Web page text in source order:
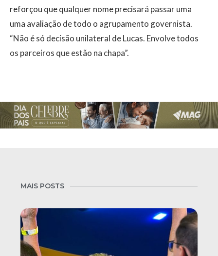
reforçou que qualquer nome precisará passar uma
uma avaliação de todo o agrupamento governista.
“Não é só decisão unilateral de Lucas. Envolve todos
os parceiros que estão na chapa”.
MAIS POSTS